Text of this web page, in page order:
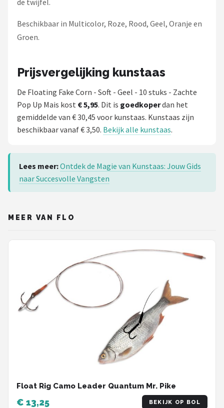
Beschikbaar in Multicolor, Roze, Rood, Geel, Oranje en
Groen.
Prijsvergelijking kunstaas
De Floating Fake Corn - Soft - Geel - 10 stuks - Zachte
Pop Up Mais kost € 5,95. Dit is goedkoperdan het
gemiddelde van € 30,45 voor kunstaas. Kunstaas zijn
beschikbaar vanaf € 3,50. Bekijk alle kunstaas.
Lees meer:Ontdek de Magie van Kunstaas: Jouw Gids
naar Succesvolle Vangsten
MEER VAN FLO
Float Rig Camo Leader Quantum Mr. Pike
€ 13,25 BEKIJK OP BOL